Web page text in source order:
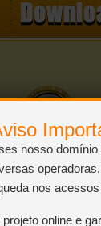
nosso
nos
online e
SEM
DIRETO.